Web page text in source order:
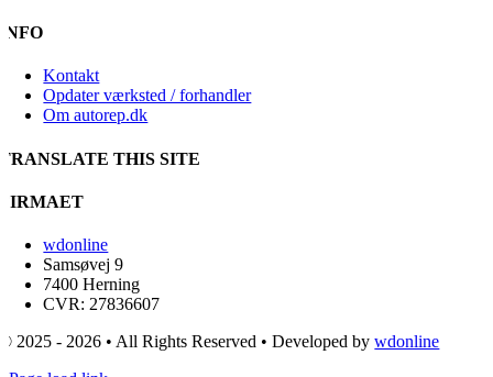
INFO
Kontakt
Opdater værksted / forhandler
Om autorep.dk
TRANSLATE THIS SITE
FIRMAET
wdonline
Samsøvej 9
7400 Herning
CVR: 27836607
© 2025 - 2026 • All Rights Reserved • Developed bywdonline